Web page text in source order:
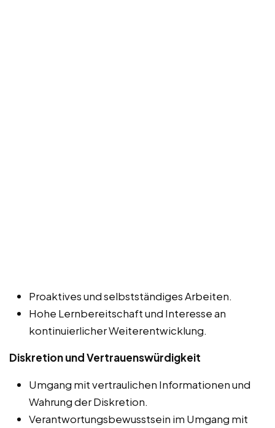
Proaktives und selbstständiges Arbeiten.
Hohe Lernbereitschaft und Interesse an
kontinuierlicher Weiterentwicklung.
Diskretion und Vertrauenswürdigkeit
Umgang mit vertraulichen Informationen und
Wahrung der Diskretion.
Verantwortungsbewusstsein im Umgang mit